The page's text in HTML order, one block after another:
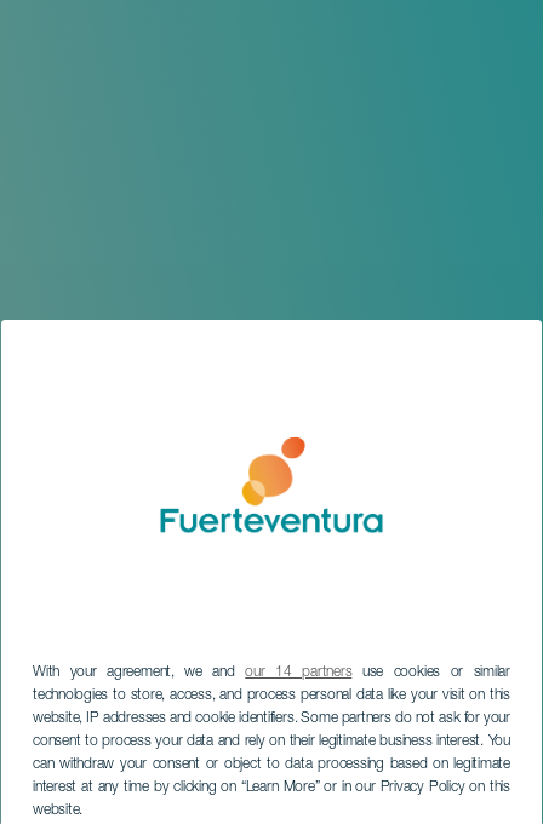
With your agreement, we andour 14 partnersuse cookies or similar
technologies to store, access, and process personal data like your visit on this
website, IP addresses and cookie identifiers. Some partners do not ask for your
consent to process your data and rely on their legitimate business interest. You
can withdraw your consent or object to data processing based on legitimate
interest at any time by clicking on “Learn More” or in our Privacy Policy on this
website.8 Islas Live Festival
FUERTEVENTURA